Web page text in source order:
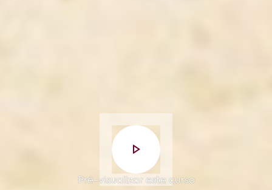
Pré-visualizar este curso